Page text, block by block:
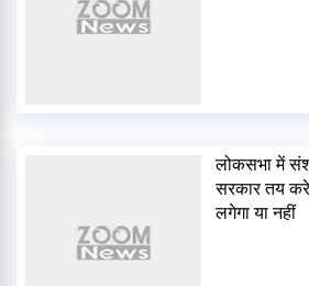
लोकसभा में
सरकार तय
लगेगा या नहीं